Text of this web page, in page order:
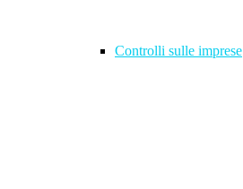
Controlli sulle imprese